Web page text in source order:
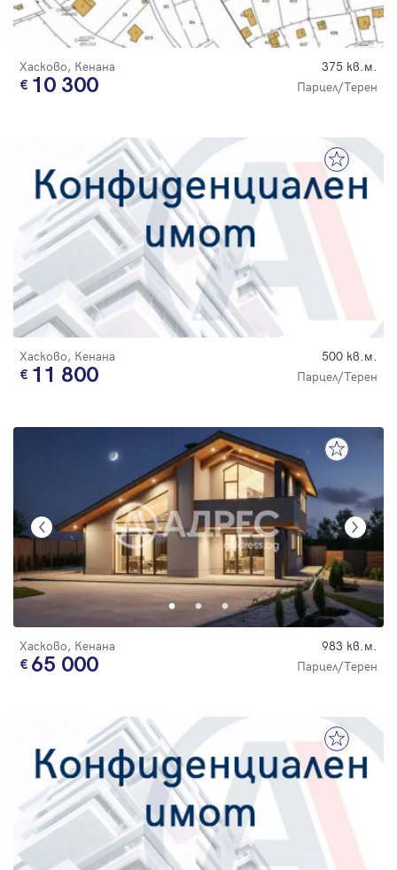
Хасково, Кенана 375 кв.м.
10 300 Парцел/Терен
Хасково, Кенана 500 кв.м.
11 800 Парцел/Терен
Хасково, Кенана 983 кв.м.
65 000 Парцел/Терен